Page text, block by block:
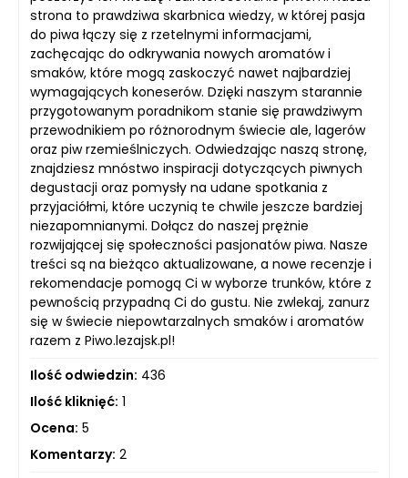
strona to prawdziwa skarbnica wiedzy, w której pasja
do piwa łączy się z rzetelnymi informacjami,
zachęcając do odkrywania nowych aromatów i
smaków, które mogą zaskoczyć nawet najbardziej
wymagających koneserów. Dzięki naszym starannie
przygotowanym poradnikom stanie się prawdziwym
przewodnikiem po różnorodnym świecie ale, lagerów
oraz piw rzemieślniczych. Odwiedzając naszą stronę,
znajdziesz mnóstwo inspiracji dotyczących piwnych
degustacji oraz pomysły na udane spotkania z
przyjaciółmi, które uczynią te chwile jeszcze bardziej
niezapomnianymi. Dołącz do naszej prężnie
rozwijającej się społeczności pasjonatów piwa. Nasze
treści są na bieżąco aktualizowane, a nowe recenzje i
rekomendacje pomogą Ci w wyborze trunków, które z
pewnością przypadną Ci do gustu. Nie zwlekaj, zanurz
się w świecie niepowtarzalnych smaków i aromatów
razem z Piwo.lezajsk.pl!
Ilość odwiedzin: 436
Ilość kliknięć: 1
Ocena: 5
Komentarzy: 2